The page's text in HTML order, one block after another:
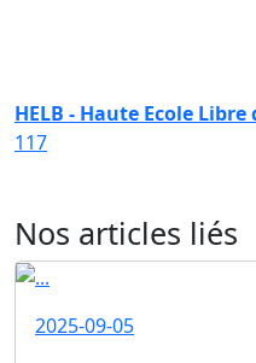
HELB - Haute Ecole
117
Nos articles liés
2025-09-05